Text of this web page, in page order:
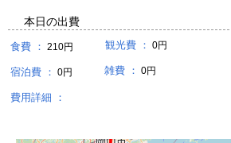
本日の出費
食費 ： 210円 観光費 ： 0円
宿泊費 ： 0円 雑費 ： 0円
費用詳細 ：